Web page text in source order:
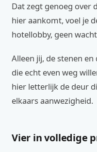
Dat zegt genoeg over
hier aankomt, voel je
hotellobby, geen
Alleen jij, de stenen
die echt even weg
hier letterlijk de deur
elkaars aanwezigheid.
Vier in volledige